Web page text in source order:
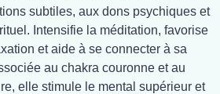
subtiles, aux dons psychiques et
Intensifie la méditation, favorise
et aide à se connecter à sa
au chakra couronne et au
elle stimule le mental supérieur et